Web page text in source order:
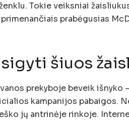
Tokie veiksniai
prabėgusias
šiuos
prekyboje beveik išnyko
kampanijos pabaigos.
jų antrinėje rinkoje.